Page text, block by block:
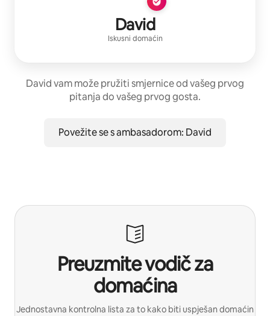
David
Iskusni domaćin
David vam može pružiti smjernice od vašeg prvog
pitanja do vašeg prvog gosta.
Povežite se s ambasadorom: David
Preuzmite vodič za
domaćina
Jednostavna kontrolna lista za to kako biti uspješan domaćin